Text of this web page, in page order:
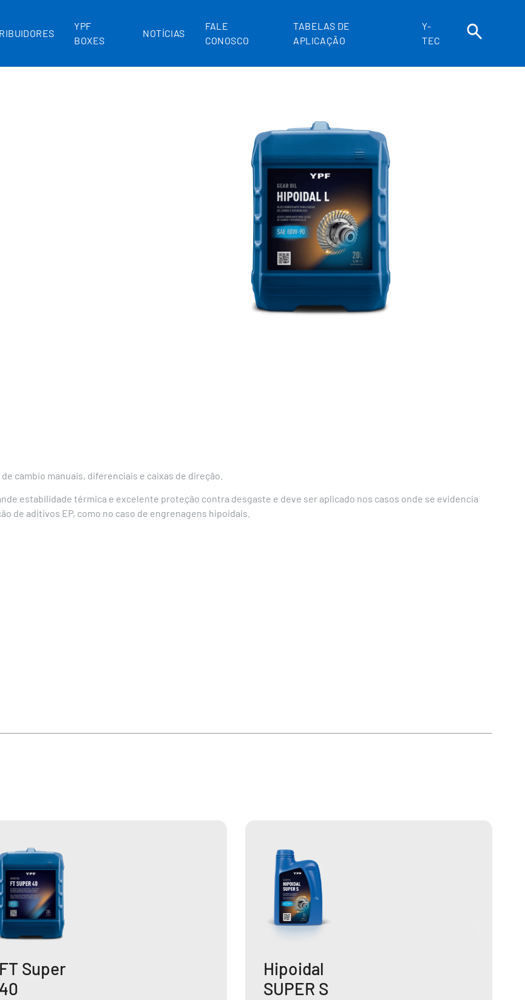
YPF
BOXES
NOTÍCIAS
FALE
CONOSCO
TABELAS DE
APLICAÇÃO
Y-
TEC
cambio manuais, diferenciais e caixas de direção.
estabilidade térmica e excelente proteção contra desgaste e deve ser aplicado nos casos onde se evidencia
de aditivos EP, como no caso de engrenagens hipoidais.
FT Super
40
Hipoidal
SUPER S